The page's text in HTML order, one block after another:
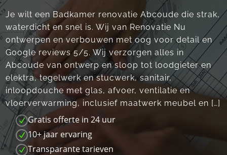
Je wilt een Badkamer renovatie Abcoude die strak,
waterdicht en snel is.​ Wij van Renovatie Nu
ontwerpen en verbouwen met oog voor detail en
Google reviews 5/5.​ Wij verzorgen alles in
Abcoude van ontwerp en sloop tot loodgieter en
elektra, tegelwerk en stucwerk, sanitair,
inloopdouche met glas, afvoer, ventilatie en
vloerverwarming, inclusief maatwerk meubel en […]
N Gratis offerte in 24 uur
N 10+ jaar ervaring
N Transparante tarieven